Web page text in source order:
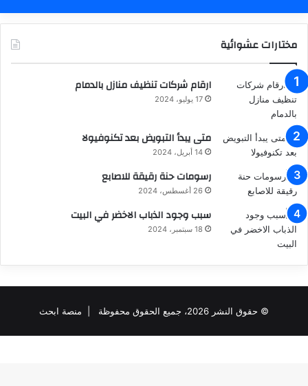
مختارات عشوائية
ارقام شركات تنظيف منازل بالدمام
17 يوليو، 2024
متى يبدأ التبويض بعد تكنوفيولا
14 أبريل، 2024
رسومات حنة رقيقة للاصابع
26 أغسطس، 2024
سبب وجود الذباب الاخضر في البيت
18 سبتمبر، 2024
© حقوق النشر 2026، جميع الحقوق محفوظة | منصة ابحث